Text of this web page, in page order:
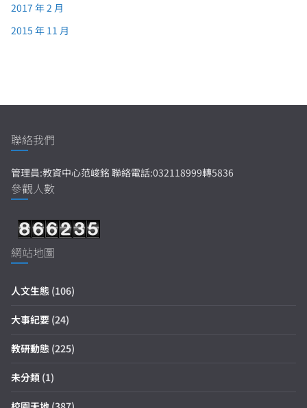
2017 年 2 月
2015 年 11 月
聯絡我們
管理員:教資中心范峻銘 聯絡電話:032118999轉5836
參觀人數
網站地圖
人文生態 (106)
大事紀要 (24)
教研動態 (225)
未分類 (1)